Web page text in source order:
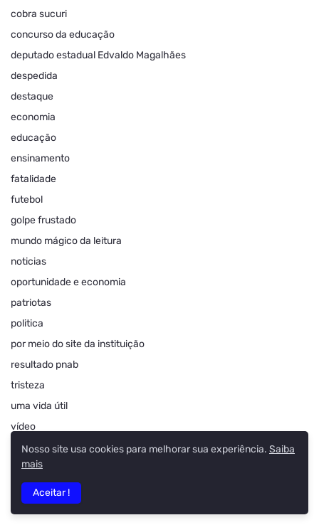
cobra sucuri
concurso da educação
deputado estadual Edvaldo Magalhães
despedida
destaque
economia
educação
ensinamento
fatalidade
futebol
golpe frustado
mundo mágico da leitura
noticias
oportunidade e economia
patriotas
politica
por meio do site da instituição
resultado pnab
tristeza
uma vida útil
vídeo
TOTAL DE VISUALIZAÇÕES DE PÁGINA
GESTÃO ANTERIOR DE RODRIGO
Nosso site usa cookies para melhorar sua experiência. Saiba
mais
Aceitar !